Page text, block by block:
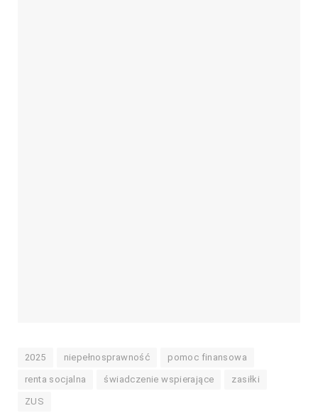
2025 niepełnosprawność pomoc finansowa
renta socjalna świadczenie wspierające zasiłki
ZUS